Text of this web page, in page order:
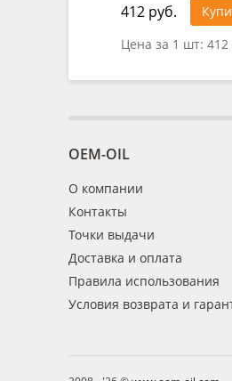
412 руб.
Цена за 1 шт: 412
OEM-OIL
О компании
Контакты
Точки выдачи
Доставка и оплата
Правила использования
Условия возврата и